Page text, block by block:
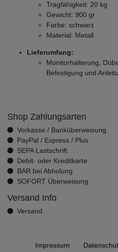
Tragfähigkeit: 20 kg
Gewicht: 900 gr
Farbe: schwarz
Material: Metall
Lieferumfang:
Monitorhalterung,
Befestigung und
Shop Zahlungsarten
Vorkasse / Banküberweisung
PayPal / Express / Plus
SEPA Lastschrift
Debit- oder Kreditkarte
BAR bei Abholung
SOFORT Überweisung
Versand Info
Versand
Impressum